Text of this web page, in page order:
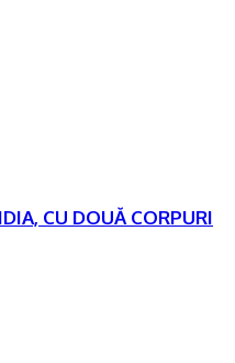
CU DOUĂ CORPURI